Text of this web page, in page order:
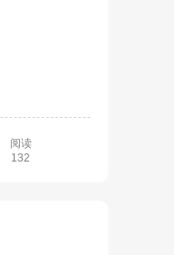
阅读
132